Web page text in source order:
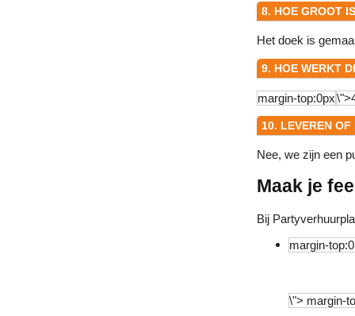
8. HOE GROOT
Het doek is
9. HOE WERKT
10. LEVEREN
Nee, we zijn een
Maak je
Bij